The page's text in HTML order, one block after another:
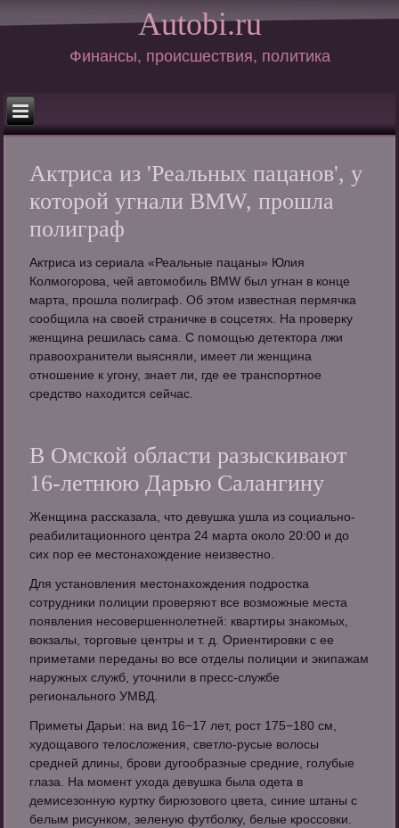
Autobi.ru
Финансы, происшествия, политика
Актриса из 'Реальных пацанов', у
которой угнали BMW, прошла
полиграф
Актриса из сериала «Реальные пацаны» Юлия
Колмогорова, чей автомобиль BMW был угнан в конце
марта, прошла полиграф. Об этом известная пермячка
сообщила на своей страничке в соцсетях. На проверку
женщина решилась сама. С помощью детектора лжи
правоохранители выясняли, имеет ли женщина
отношение к угону, знает ли, где ее транспортное
средство находится сейчас.
В Омской области разыскивают
16-летнюю Дарью Салангину
Женщина рассказала, что девушка ушла из социально-
реабилитационного центра 24 марта около 20:00 и до
сих пор ее местонахождение неизвестно.
Для установления местонахождения подростка
сотрудники полиции проверяют все возможные места
появления несовершеннолетней: квартиры знакомых,
вокзалы, торговые центры и т. д. Ориентировки с ее
приметами переданы во все отделы полиции и экипажам
наружных служб, уточнили в пресс-службе
регионального УМВД.
Приметы Дарьи: на вид 16−17 лет, рост 175−180 см,
худощавого телосложения, светло-русые волосы
средней длины, брови дугообразные средние, голубые
глаза. На момент ухода девушка была одета в
демисезонную куртку бирюзового цвета, синие штаны с
белым рисунком, зеленую футболку, белые кроссовки.